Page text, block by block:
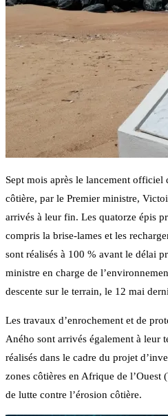
Sept mois après le lancement officiel
côtière, par le Premier ministre,
arrivés à leur fin. Les quatorze épis
compris la brise-lames et les
sont réalisés à 100 % avant le délai
ministre en charge de
descente sur le terrain, le 12 mai
Les travaux d’enrochement et de
Aného sont arrivés également à leur
réalisés dans le cadre du projet
zones côtières en Afrique de l’Ouest
de lutte contre l’érosion côtière.